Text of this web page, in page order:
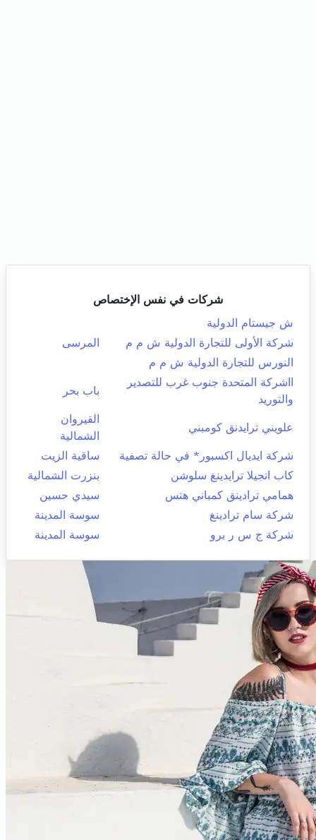
شركات في نفس الإختصاص
ش جيستام الدولية
شركة الأولى للتجارة الدولية ش م م
المرسى
النورس للتجارة الدولية ش م م
ااشركة المتحدة جنوب غرب للتصدير
والتوريد
باب بحر
علويني ترايدنق كومبني
القيروان
الشمالية
شركة ايديال اكسبور* في حالة تصفية
ساقية الزيت
كاب انجيلا ترايدينغ سلوشن
بنزرت الشمالية
همامي ترادينق كمباني هتس
سيدي حسين
شركة سام ترادينغ
سوسة المدينة
شركة ج س ر برو
سوسة المدينة